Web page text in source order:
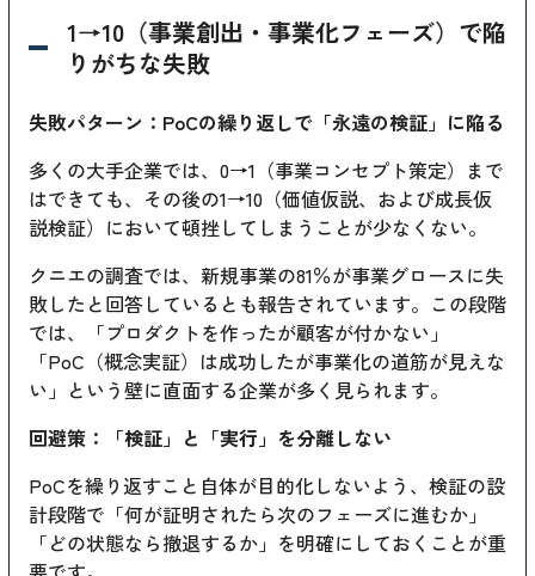
1→10（事業創出・事業化フェーズ）で陥
りがちな失敗
失敗パターン：PoCの繰り返しで「永遠の検証」に陥る
多くの大手企業では、0→1（事業コンセプト策定）まで
はできても、その後の1→10（価値仮説、および成長仮
説検証）において頓挫してしまうことが少なくない。
クニエの調査では、新規事業の81％が事業グロースに失
敗したと回答しているとも報告されています。この段階
では、「プロダクトを作ったが顧客が付かない」
「PoC（概念実証）は成功したが事業化の道筋が見えな
い」という壁に直面する企業が多く見られます。
回避策：「検証」と「実行」を分離しない
PoCを繰り返すこと自体が目的化しないよう、検証の設
計段階で「何が証明されたら次のフェーズに進むか」
「どの状態なら撤退するか」を明確にしておくことが重